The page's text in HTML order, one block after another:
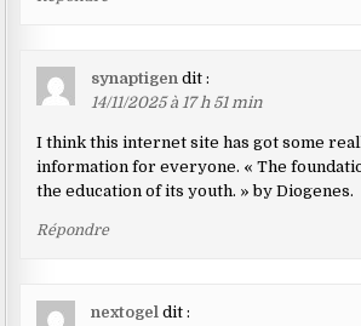
synaptigen dit :
14/11/2025 à 17 h 51 min
I think this internet site has got some
information for everyone. « The
the education of its youth. » by Diogenes.
Répondre
nextogel dit :